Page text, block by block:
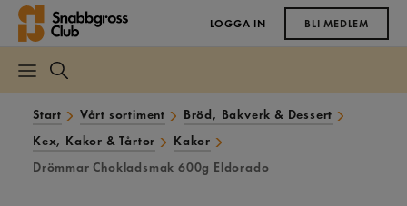
LOGGA IN BLI MEDLEM
Start Vårt sortiment
Bröd, Bakverk & Dessert
Kex, Kakor & Tårtor
Kakor
Drömmar Chokladsmak 600g Eldorado